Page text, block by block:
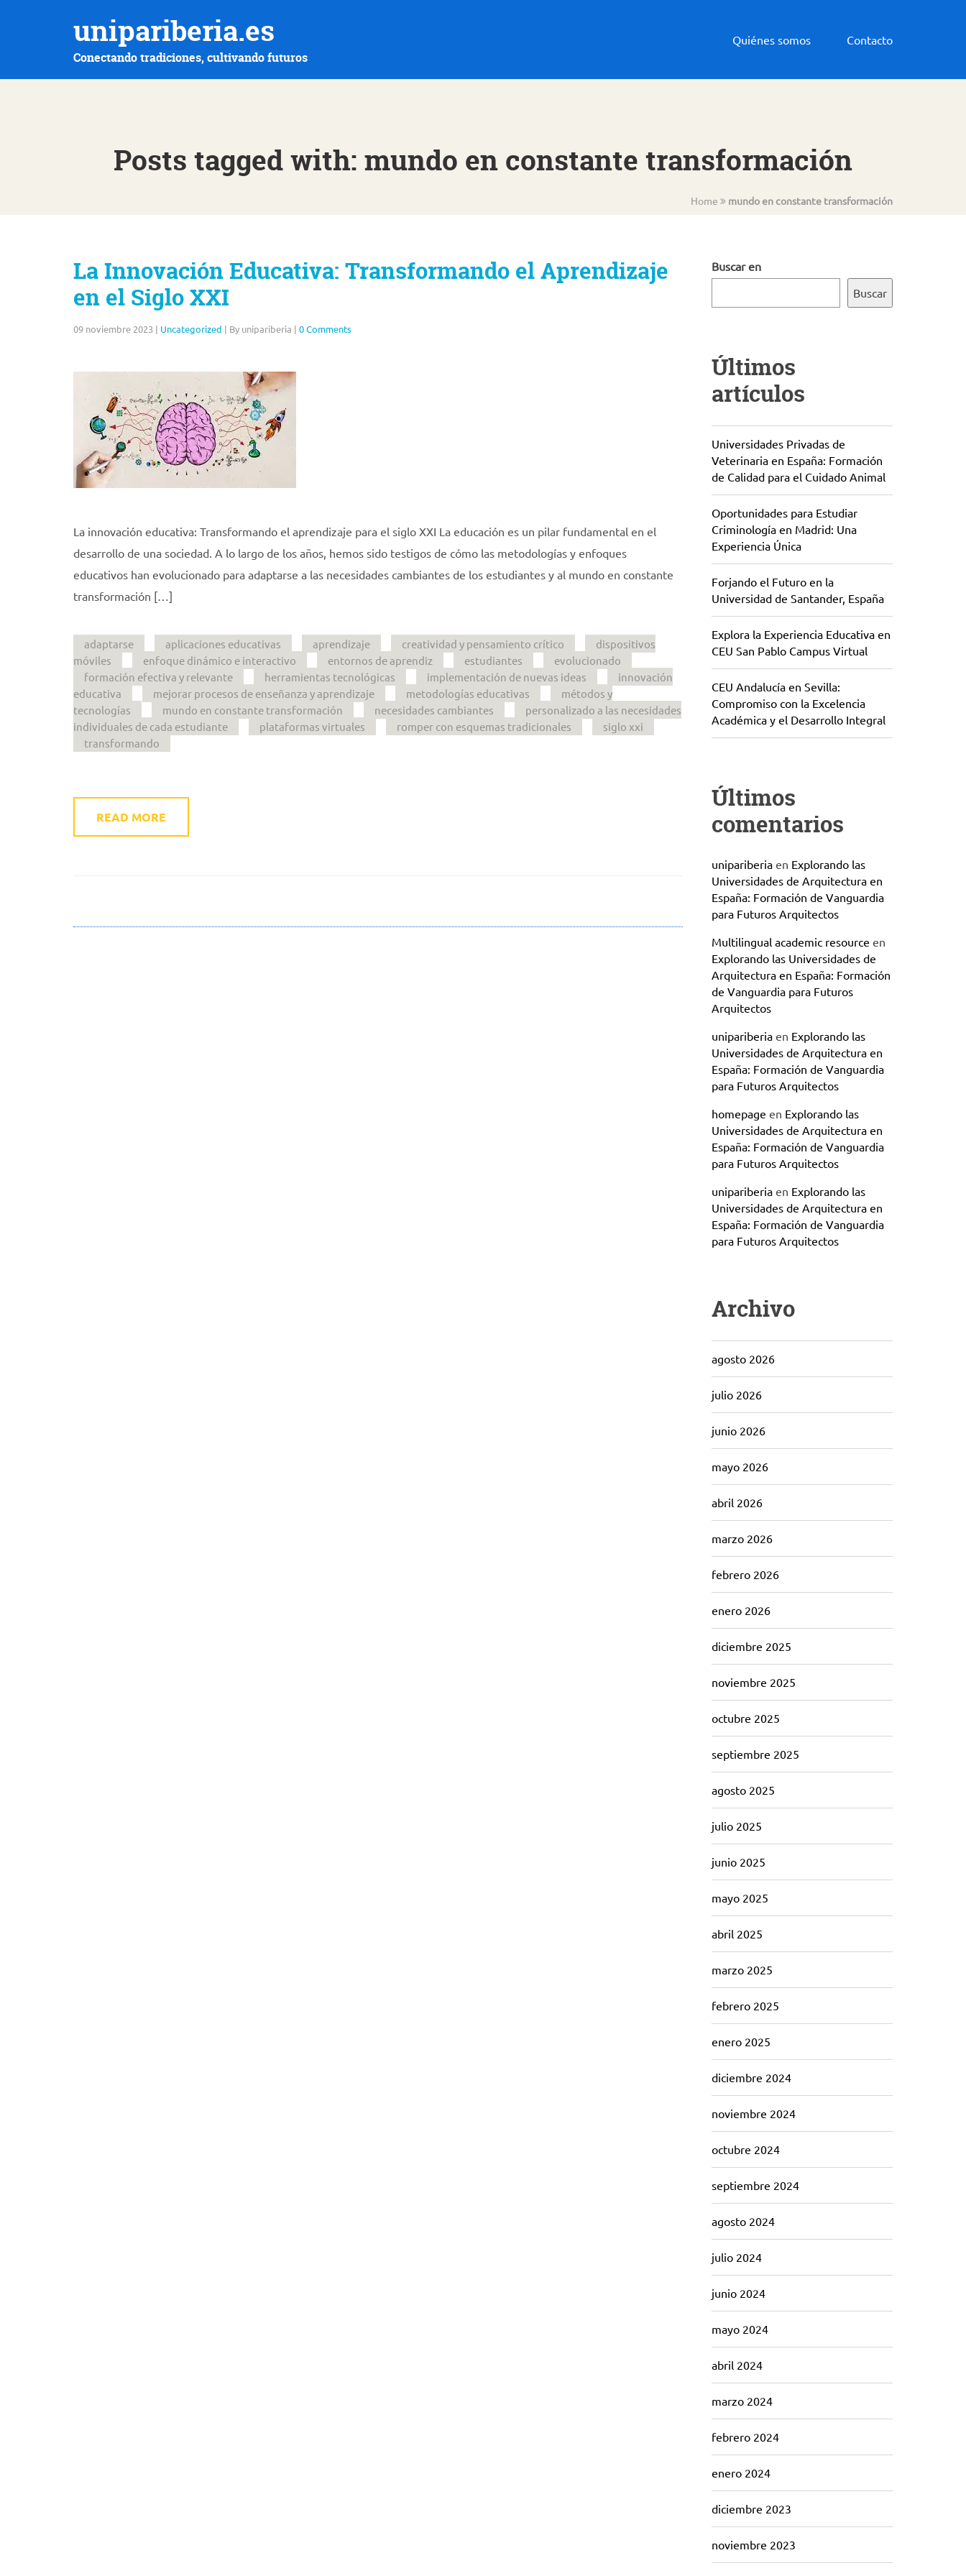
unipariberia.es
Conectando tradiciones, cultivando futuros
Quiénes somos Contacto
Posts tagged with: mundo en constante transformación
Home mundo en constante transformación
La Innovación Educativa: Transformando el Aprendizaje
en el Siglo XXI
09 noviembre 2023 | Uncategorized | By unipariberia | 0 Comments
La innovación educativa: Transformando el aprendizaje para el siglo XXI La educación es un pilar fundamental en el
desarrollo de una sociedad. A lo largo de los años, hemos sido testigos de cómo las metodologías y enfoques
educativos han evolucionado para adaptarse a las necesidades cambiantes de los estudiantes y al mundo en constante
transformación […]
adaptarse aplicaciones educativas aprendizaje creatividad y pensamiento crítico
dispositivos
móviles
enfoque dinámico e interactivo entornos de aprendiz estudiantes
evolucionado
formación efectiva y relevante
herramientas tecnológicas implementación de nuevas ideas
innovación
educativa
mejorar procesos de enseñanza y aprendizaje metodologías educativas
métodos y
tecnologías
mundo en constante transformación necesidades cambiantes
personalizado a las necesidades
individuales de cada estudiante
plataformas virtuales romper con esquemas tradicionales
siglo xxi
transformando
READ MORE
Buscar en
Buscar
Últimos
artículos
Universidades Privadas de
Veterinaria en España: Formación
de Calidad para el Cuidado Animal
Oportunidades para Estudiar
Criminología en Madrid: Una
Experiencia Única
Forjando el Futuro en la
Universidad de Santander, España
Explora la Experiencia Educativa en
CEU San Pablo Campus Virtual
CEU Andalucía en Sevilla:
Compromiso con la Excelencia
Académica y el Desarrollo Integral
Últimos
comentarios
unipariberiaen Explorando las
Universidades de Arquitectura en
España: Formación de Vanguardia
para Futuros Arquitectos
Multilingual academic resource en
Explorando las Universidades de
Arquitectura en España: Formación
de Vanguardia para Futuros
Arquitectos
unipariberiaen Explorando las
Universidades de Arquitectura en
España: Formación de Vanguardia
para Futuros Arquitectos
homepage en Explorando las
Universidades de Arquitectura en
España: Formación de Vanguardia
para Futuros Arquitectos
unipariberiaen Explorando las
Universidades de Arquitectura en
España: Formación de Vanguardia
para Futuros Arquitectos
Archivo
agosto 2026
julio 2026
junio 2026
mayo 2026
abril 2026
marzo 2026
febrero 2026
enero 2026
diciembre 2025
noviembre 2025
octubre 2025
septiembre 2025
agosto 2025
julio 2025
junio 2025
mayo 2025
abril 2025
marzo 2025
febrero 2025
enero 2025
diciembre 2024
noviembre 2024
octubre 2024
septiembre 2024
agosto 2024
julio 2024
junio 2024
mayo 2024
abril 2024
marzo 2024
febrero 2024
enero 2024
diciembre 2023
noviembre 2023